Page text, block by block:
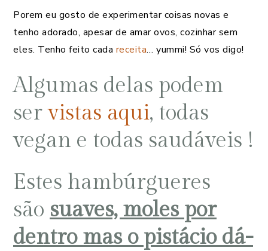
Porem eu gosto de experimentar coisas novas e
tenho adorado, apesar de amar ovos, cozinhar sem
eles. Tenho feito cada receita… yummi! Só vos digo!
Algumas delas podem
servistas aqui, todas
vegan e todas saudáveis !
Estes hambúrgueres
são suaves, moles por
dentro mas o pistácio dá-